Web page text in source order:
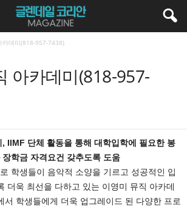
카데미(818-957-7438)
아카데미(818-957-
IIMF 단체 활동을 통해 대학입학에 필요한 봉
학금 자격요건 갖추도록 도움
학생들이 음악적 소양을 기르고 성공적인 입
더욱 최선을 다하고 있는 이영미 뮤직 아카데
서 학생들에게 더욱 업그레이드 된 다양한 프로